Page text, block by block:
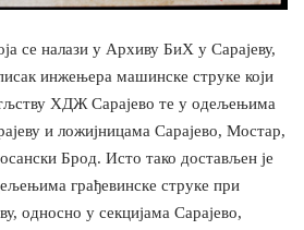
се налази у Архиву БиХ у Сарајеву,
инжењера машинске струке који
ХДЖ Сарајево те у одељењима
и ложијницама Сарајево, Мостар,
Брод. Истo тако достављен је
грађевинске струке при
односно у секцијама Сарајево,